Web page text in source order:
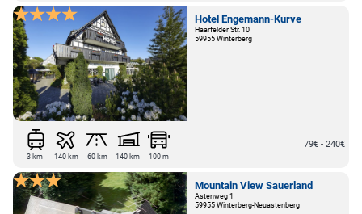
Hotel Engemann-Kurve
Haarfelder Str. 10
59955 Winterberg
3 km 140 km 60 km 140 km 100 m
79€ - 240€
Mountain View Sauerland
Astenweg 1
59955 Winterberg-Neuastenberg